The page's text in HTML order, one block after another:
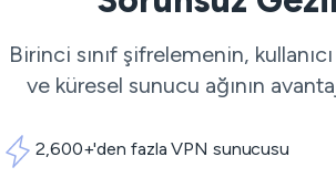
Birinci sınıf şifrelemenin,
ve küresel sunucu ağının
2,600+'den fazla VPN sunucusu